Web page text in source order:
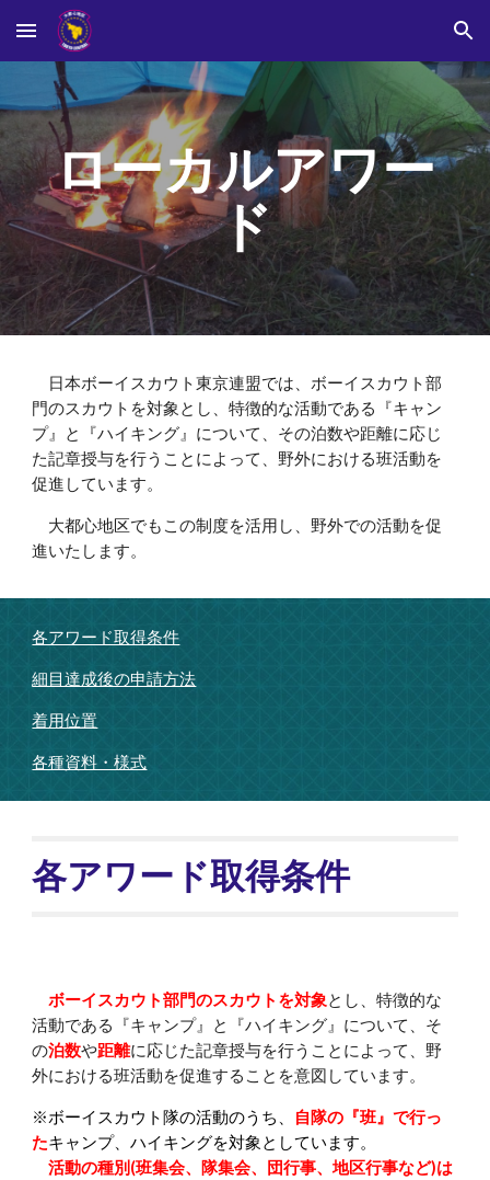
Skip to main content Skip to navigation
ローカルアワー
ド
日本ボーイスカウト東京連盟では、ボーイスカウト部
門のスカウトを対象とし、特徴的な活動である『キャン
プ』と『ハイキング』について、その泊数や距離に応じ
た記章授与を行うことによって、野外における班活動を
促進しています。
大都心地区でもこの制度を活用し、野外での活動を促
進いたします。
各アワード取得条件
細目達成後の申請方法
着用位置
各種資料・様式
各アワード取得条件
ボーイスカウト部門のスカウトを対象とし、特徴的な
活動である『キャンプ』と『ハイキング』について、そ
の泊数や距離に応じた記章授与を行うことによって、野
外における班活動を促進することを意図しています。
※ボーイスカウト隊の活動のうち、 自隊の『班』で行っ
たキャンプ、ハイキングを対象としています。
活動の種別(班集会、隊集会、団行事、地区行事など)は